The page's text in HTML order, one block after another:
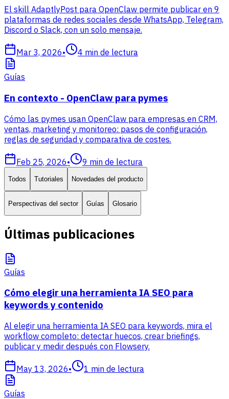
El skill AdaptlyPost para OpenClaw permite publicar en 9
plataformas de redes sociales desde WhatsApp, Telegram,
Discord o Slack, con un solo mensaje.
Mar 3, 2026• 4 min de lectura
Guías
En contexto - OpenClaw para pymes
Cómo las pymes usan OpenClaw para empresas en CRM,
ventas, marketing y monitoreo: pasos de configuración,
reglas de seguridad y comparativa de costes.
Feb 25, 2026• 9 min de lectura
Todos Tutoriales Novedades del producto
Perspectivas del sector Guías Glosario
Últimas publicaciones
Guías
Cómo elegir una herramienta IA SEO para
keywords y contenido
Al elegir una herramienta IA SEO para keywords, mira el
workflow completo: detectar huecos, crear briefings,
publicar y medir después con Flowsery.
May 13, 2026• 1 min de lectura
Guías